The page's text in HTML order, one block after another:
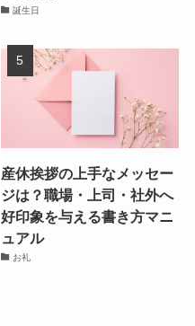
誕生日
産休挨拶の上手なメッセー
ジは？職場・上司・社外へ
好印象を与える書き方マニ
ュアル
お礼